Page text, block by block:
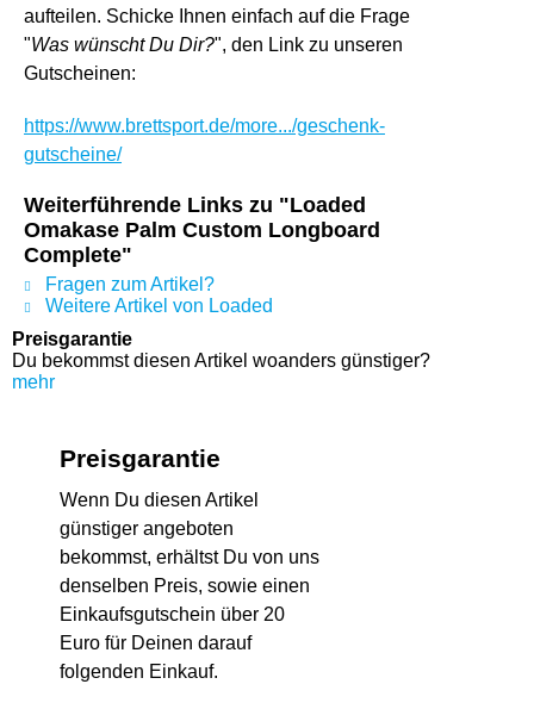
aufteilen. Schicke Ihnen einfach auf die Frage
"Was wünscht Du Dir?", den Link zu unseren
Gutscheinen:
https://www.brettsport.de/more.../geschenk-
gutscheine/
Weiterführende Links zu "Loaded
Omakase Palm Custom Longboard
Complete"
Fragen zum Artikel?
Weitere Artikel von Loaded
Preisgarantie
Du bekommst diesen Artikel woanders günstiger?
mehr
Preisgarantie
Wenn Du diesen Artikel
günstiger angeboten
bekommst, erhältst Du von uns
denselben Preis, sowie einen
Einkaufsgutschein über 20
Euro für Deinen darauf
folgenden Einkauf.